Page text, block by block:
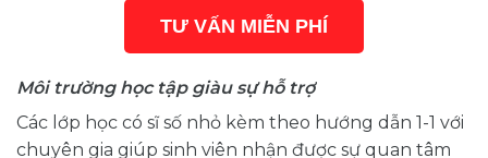
TƯ VẤN MIỄN PHÍ
Môi trường học tập giàu sự hỗ trợ
Các lớp học có sĩ số nhỏ kèm theo hướng dẫn 1-1 với
chuyên gia giúp sinh viên nhận được sự quan tâm